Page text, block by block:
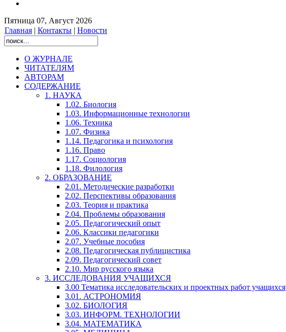
Пятница 07, Август 2026
Главная | Контакты | Новости
О ЖУРНАЛЕ
ЧИТАТЕЛЯМ
АВТОРАМ
СОДЕРЖАНИЕ
1. НАУКА
1.02. Биология
1.03. Информационные технологии
1.06. Техника
1.07. Физика
1.14. Педагогика и психология
1.16. Право
1.17. Социология
1.18. Филология
2. ОБРАЗОВАНИЕ
2.01. Методические разработки
2.02. Перспективы образования
2.03. Теория и практика
2.04. Проблемы образования
2.05. Педагогический опыт
2.06. Классики педагогики
2.07. Учебные пособия
2.08. Педагогическая публицистика
2.09. Педагогический совет
2.10. Мир русского языка
3. ИССЛЕДОВАНИЯ УЧАЩИХСЯ
3.00 Тематика исследовательских и проектных работ учащихся
3.01. АСТРОНОМИЯ
3.02. БИОЛОГИЯ
3.03. ИНФОРМ. ТЕХНОЛОГИИ
3.04. МАТЕМАТИКА